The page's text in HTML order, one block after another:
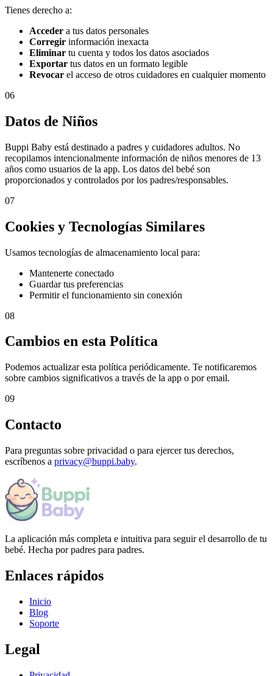
Tienes derecho a:
Acceder a tus datos personales
Corregir información inexacta
Eliminar tu cuenta y todos los datos asociados
Exportar tus datos en un formato legible
Revocar el acceso de otros cuidadores en cualquier momento
06
Datos de Niños
Buppi Baby está destinado a padres y cuidadores adultos. No
recopilamos intencionalmente información de niños menores de 13
años como usuarios de la app. Los datos del bebé son
proporcionados y controlados por los padres/responsables.
07
Cookies y Tecnologías Similares
Usamos tecnologías de almacenamiento local para:
Mantenerte conectado
Guardar tus preferencias
Permitir el funcionamiento sin conexión
08
Cambios en esta Política
Podemos actualizar esta política periódicamente. Te notificaremos
sobre cambios significativos a través de la app o por email.
09
Contacto
Para preguntas sobre privacidad o para ejercer tus derechos,
escríbenos a privacy@buppi.baby.
La aplicación más completa e intuitiva para seguir el desarrollo de tu
bebé. Hecha por padres para padres.
Enlaces rápidos
Inicio
Blog
Soporte
Legal